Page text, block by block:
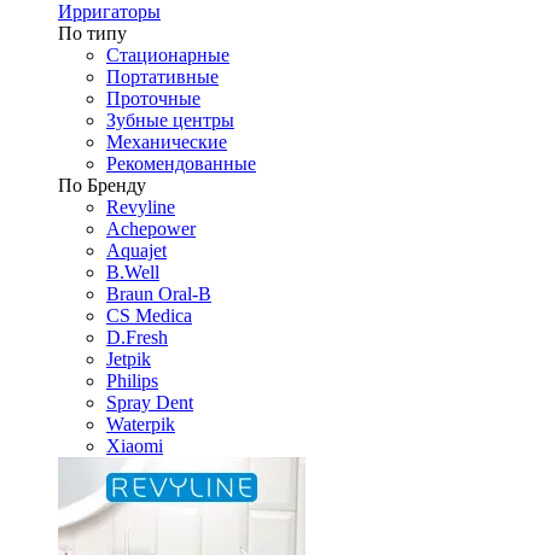
Ирригаторы
По типу
Стационарные
Портативные
Проточные
Зубные центры
Механические
Рекомендованные
По Бренду
Revyline
Achepower
Aquajet
B.Well
Braun Oral-B
CS Medica
D.Fresh
Jetpik
Philips
Spray Dent
Waterpik
Xiaomi